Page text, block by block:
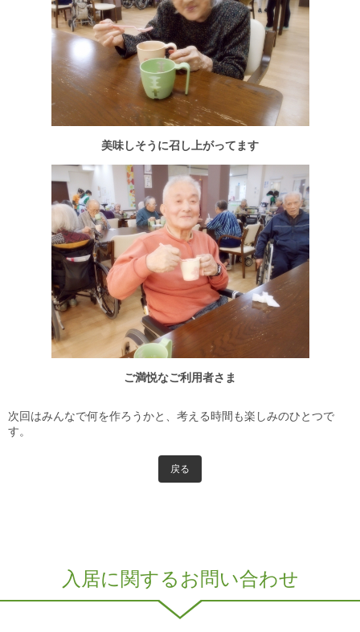
美味しそうに召し上がってます
ご満悦なご利用者さま
次回はみんなで何を作ろうかと、考える時間も楽しみのひとつで
す。
戻る
入居に関するお問い合わせ